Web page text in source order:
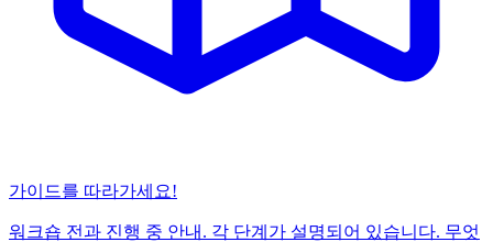
가이드를 따라가세요!
워크숍 전과 진행 중 안내. 각 단계가 설명되어 있습니다. 무엇